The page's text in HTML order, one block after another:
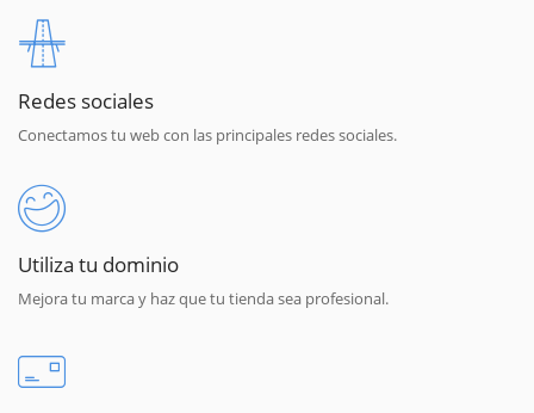
Redes sociales
Conectamos tu web con las principales redes sociales.
Utiliza tu dominio
Mejora tu marca y haz que tu tienda sea profesional.